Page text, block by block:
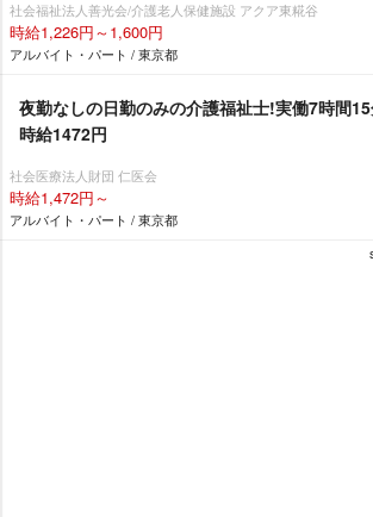
社会福祉法人善光会/介護老人保健施設 アクア東糀谷
時給1,226円～1,600円
アルバイト・パート / 東京都
夜勤なしの日勤のみの介護福祉士!実働7時間
時給1472円
社会医療法人財団 仁医会
時給1,472円～
アルバイト・パート / 東京都